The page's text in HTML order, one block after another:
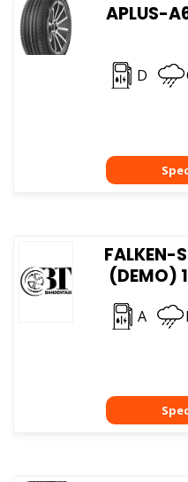
APLUS-
D
FALKEN-
(DEMO)
A